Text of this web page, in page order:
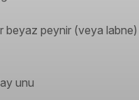
beyaz peynir (veya labne)
unu